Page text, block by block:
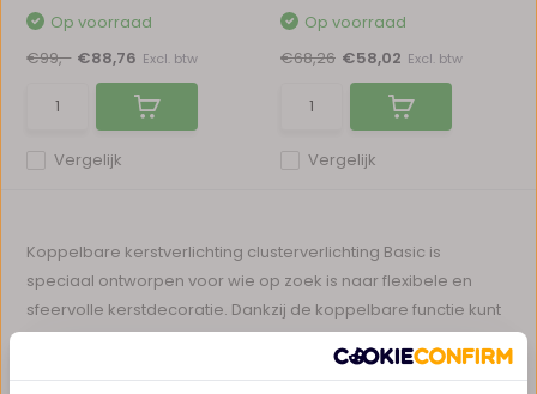
Vergelijk
Op voorraad
€99,- €88,76 Excl. btw
Vergelijk
Op voorraad
€68,26 €58,02 Excl. btw
Koppelbare kerstverlichting clusterverlichting Basic is
speciaal ontworpen voor wie op zoek is naar flexibele en
sfeervolle kerstdecoratie. Dankzij de koppelbare functie kunt
u meerdere sets eenvoudig aan elkaar verbinden, waardoor
u grote oppervlakken of bomen moeiteloos verlicht. Deze